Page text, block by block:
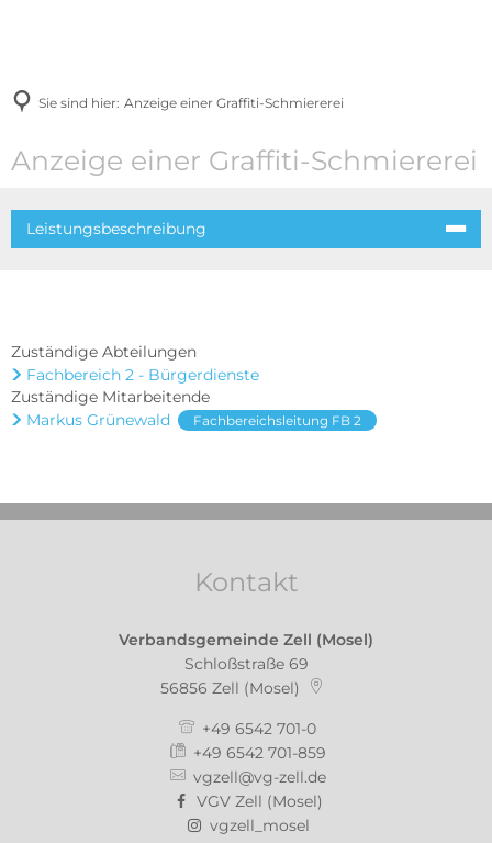
Sie sind hier: Anzeige einer Graffiti-Schmiererei
Anzeige einer Graffiti-Schmiererei
Leistungsbeschreibung
Zuständige Abteilungen
Fachbereich 2 - Bürgerdienste
Zuständige Mitarbeitende
Markus Grünewald
Fachbereichsleitung FB 2
Kontakt
Verbandsgemeinde Zell (Mosel)
Schloßstraße 69
56856 Zell (Mosel)
+49 6542 701-0
+49 6542 701-859
vgzell@vg-zell.de
VGV Zell (Mosel)
vgzell_mosel